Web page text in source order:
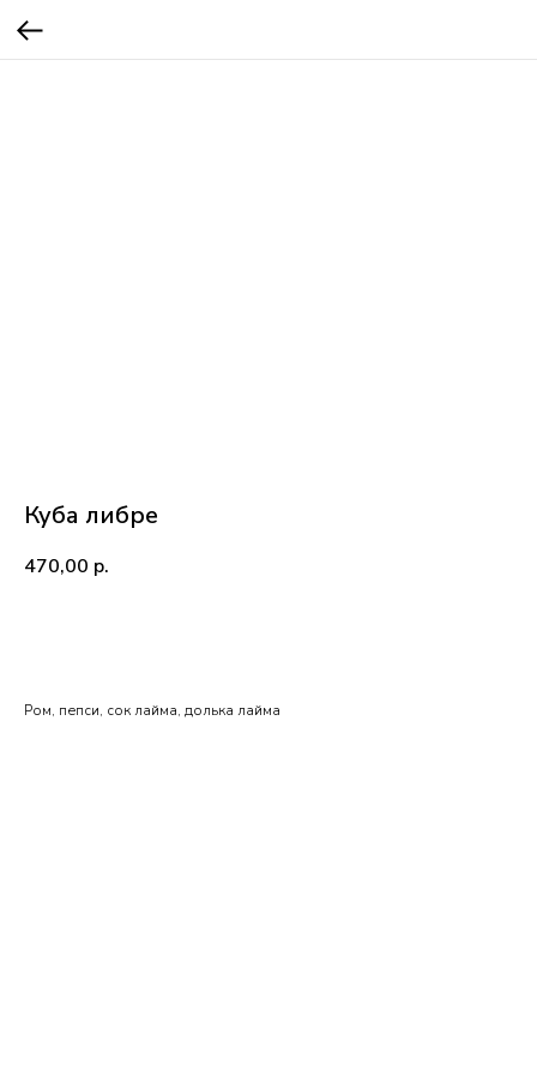
Куба либре
470,00 р.
Ром, пепси, сок лайма, долька лайма